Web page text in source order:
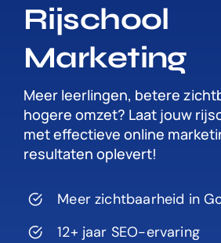
Over ons
Cases
Kennisbank
Rijschool
Marketing
Meer leerlingen, betere
hogere omzet? Laat jouw
met effectieve online
resultaten oplevert!
Meer zichtbaarheid in
12+ jaar SEO-ervaring